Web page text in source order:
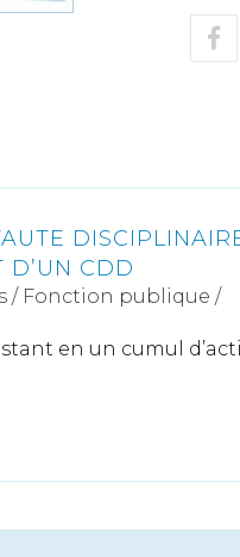
D’UN CDD
/ Fonction publique /
en un cumul